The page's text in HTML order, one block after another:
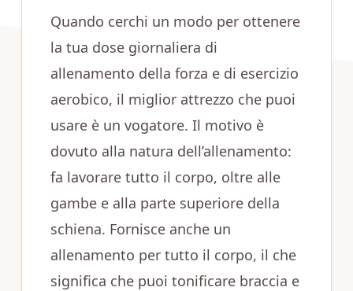
Quando cerchi un modo per ottenere
la tua dose giornaliera di
allenamento della forza e di esercizio
aerobico, il miglior attrezzo che puoi
usare è un vogatore. Il motivo è
dovuto alla natura dell’allenamento:
fa lavorare tutto il corpo, oltre alle
gambe e alla parte superiore della
schiena. Fornisce anche un
allenamento per tutto il corpo, il che
significa che puoi tonificare braccia e